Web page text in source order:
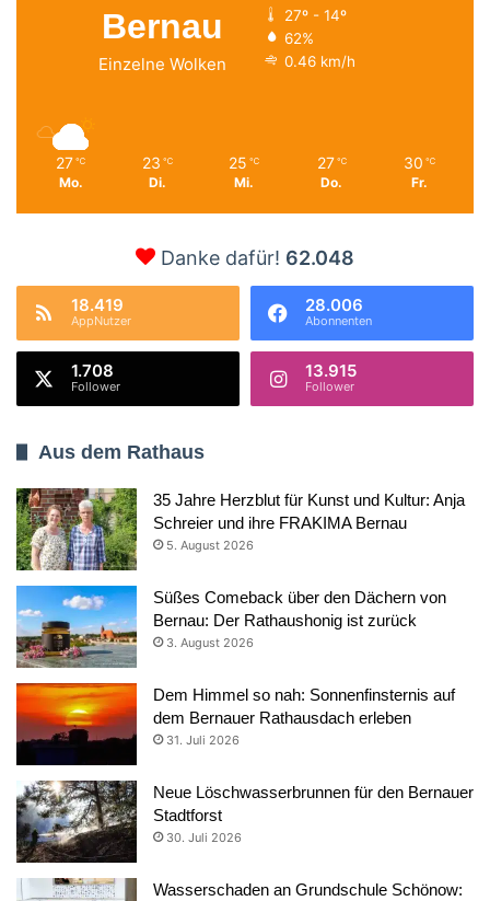
Bernau
Einzelne Wolken
27º - 14º
62%
0.46 km/h
27 ℃
Mo.
23 ℃
Di.
25 ℃
Mi.
27 ℃
Do.
30 ℃
Fr.
Danke dafür! 62.048
18.419
AppNutzer
28.006
Abonnenten
1.708
Follower
13.915
Follower
Aus dem Rathaus
35 Jahre Herzblut für Kunst und Kultur: Anja
Schreier und ihre FRAKIMA Bernau
5. August 2026
Süßes Comeback über den Dächern von
Bernau: Der Rathaushonig ist zurück
3. August 2026
Dem Himmel so nah: Sonnenfinsternis auf
dem Bernauer Rathausdach erleben
31. Juli 2026
Neue Löschwasserbrunnen für den Bernauer
Stadtforst
30. Juli 2026
Wasserschaden an Grundschule Schönow: